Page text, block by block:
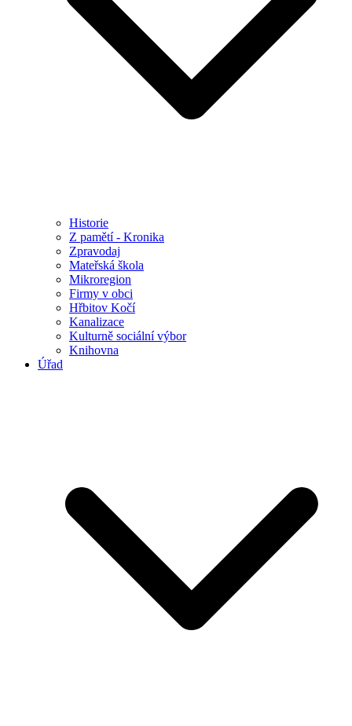
Historie
Z pamětí - Kronika
Zpravodaj
Mateřská škola
Mikroregion
Firmy v obci
Hřbitov Kočí
Kanalizace
Kulturně sociální výbor
Knihovna
Úřad